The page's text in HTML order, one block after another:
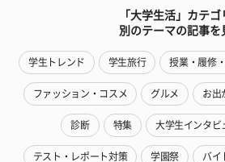
「大学生活」カテゴ
別のテーマの記事を
学生トレンド 学生旅行 授業・履修
ファッション・コスメ グルメ お出
診断 特集 大学生インタビ
テスト・レポート対策 学園祭 バイ